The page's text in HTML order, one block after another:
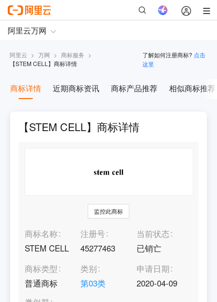
阿里云 > 万网 > 商标服务 >
【STEM CELL 】商标详情
了解如何注册商标? 点击
这里
商标详情 近期商标资讯 商标产品推荐 相似商标推荐
【STEM CELL】商标详情
监控此商标
商标名称
STEM CELL
注册号
45277463
当前状态
已销亡
商标类型
普通商标
类别
第03类
申请日期
2020-04-09